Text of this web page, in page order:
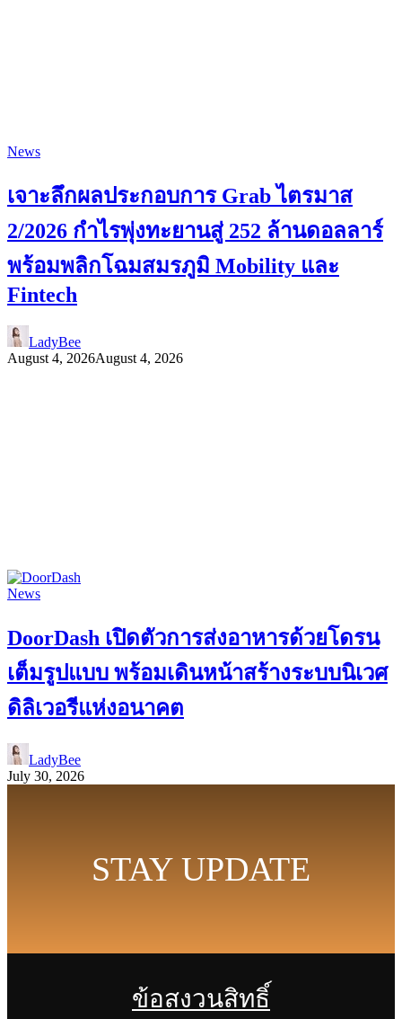
News
เจาะลึกผลประกอบการ Grab ไตรมาส
2/2026 กำไรพุ่งทะยานสู่ 252 ล้านดอลลาร์
พร้อมพลิกโฉมสมรภูมิ Mobility และ
Fintech
LadyBee
August 4, 2026August 4, 2026
News
DoorDash เปิดตัวการส่งอาหารด้วยโดรน
เต็มรูปแบบ พร้อมเดินหน้าสร้างระบบนิเวศ
ดิลิเวอรีแห่งอนาคต
LadyBee
July 30, 2026
STAY UPDATE
ข้อสงวนสิทธิ์